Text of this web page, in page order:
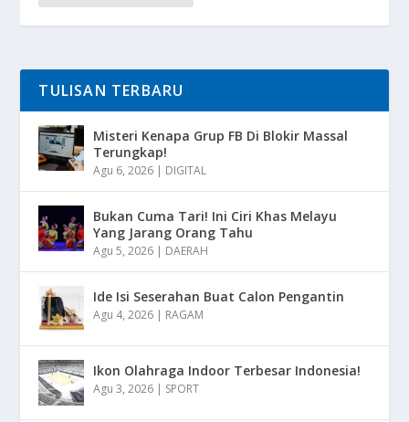
TULISAN TERBARU
Misteri Kenapa Grup FB Di Blokir Massal
Terungkap!
Agu 6, 2026 | DIGITAL
Bukan Cuma Tari! Ini Ciri Khas Melayu
Yang Jarang Orang Tahu
Agu 5, 2026 | DAERAH
Ide Isi Seserahan Buat Calon Pengantin
Agu 4, 2026 | RAGAM
Ikon Olahraga Indoor Terbesar Indonesia!
Agu 3, 2026 | SPORT